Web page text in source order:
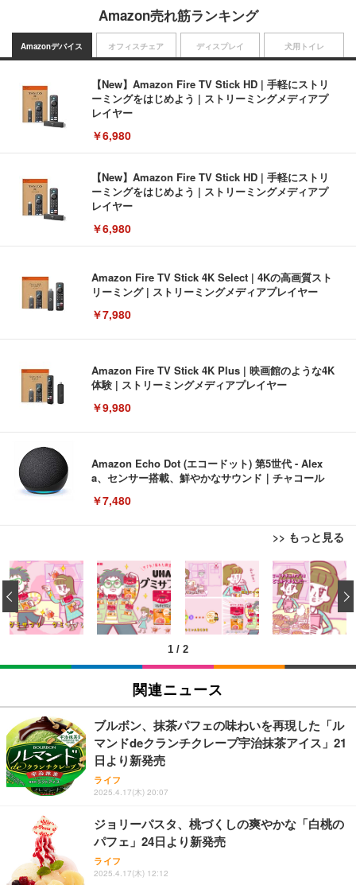
Amazon売れ筋ランキング
Amazonデバイス
【New】Amazon Fire TV Stick HD | 手軽にストリ
ーミングをはじめよう | ストリーミングメディアプ
レイヤー
￥6,980
【New】Amazon Fire TV Stick HD | 手軽にストリ
ーミングをはじめよう | ストリーミングメディアプ
レイヤー
￥6,980
Amazon Fire TV Stick 4K Select | 4Kの高画質スト
リーミング | ストリーミングメディアプレイヤー
￥7,980
Amazon Fire TV Stick 4K Plus | 映画館のような4K
体験 | ストリーミングメディアプレイヤー
￥9,980
Amazon Echo Dot (エコードット) 第5世代 - Alex
a、センサー搭載、鮮やかなサウンド｜チャコール
￥7,480
>> もっと見る
オフィスチェア
[EdoErgo] オフィスチェア 椅子 テレワーク 疲れな
い 跳ね上げ式アームレスト コンパクト 約105度ロッ
キング pc 事務椅子 360度回転 座面昇降 強化ナイロ
ン樹脂ベース 通気性メッシュ 在宅ワーク H-WY01
(黒網+黒枠+黒足)
￥5,699
SIHOO B100 オフィスチェア／デスクチェア メッシ
ュチェア 人間工学 疲れない ブラック
￥27,999
Sezlife オフィスチェア デスクチェア 疲れない テレ
ワーク チェア 強化バックレスト 30度ロッキング機
能 人間工学 椅子 腰サポート 90度跳ね上げ式アーム
レスト 3Dヘッドレスト ハンガー付き 高反発クッシ
務用 おしゃれ パソコンチェア (ブラック)
Sezlife オフィスチェア デスクチェア 疲れない テレ
ワーク チェア 強化バックレスト 30度ロッキング機
能 人間工学 椅子 腰サポート 90度跳ね上げ式アーム
ディスプレイ
EIZO ビジネス向けプレミアムモニター | FlexScan
EV3240X-WT | 31.5型4K UHD・USB Type-C・ホワ
イト
￥105,595
EIZO ビジネス向けプレミアムモニター | FlexScan
￥109,572
【純正品】27"ゲーミングモニター DualSense 充電
フック付き（CFI-ZDM1J）
￥49,979
【整備済み品】Dell E2724HS 27インチ 液晶モニタ
ー フルHD（1920×1080）VA 非光沢 HDMI/DisplayP
ort/VGA スピーカー内蔵 高さ調整 スイベル VESA対
犬用トイレ
Amazonベーシック ペットシーツ 薄型 レギュラー 1
回使い捨て 無香料 ホワイト 300枚
￥3,373
Amazonベーシック ペットシーツ 厚型 ワイド 42枚
x2袋(84枚) ホワイト(吸収面:ライトブルー)
￥3,234
ネオ・ルーライフ ネオ・オムツ L 中型犬用 26枚入
り 単品
￥1,800
Smart Basic(スマートベーシック) 【Amazon.co.jp
限定】 Smart Basic アイリスオーヤマ ペットシーツ
超厚型 お徳用 ワイド 100枚入 (x 1) (ケース販売)
1 / 2
‹
関連ニュース
ブルボン、抹茶パフェの味わいを再現した「ル
マンドdeクランチクレープ宇治抹茶アイス」21
日より新発売
ライフ
2025.4.17(木) 20:07
ジョリーパスタ、桃づくしの爽やかな「白桃の
パフェ」24日より新発売
ライフ
2025.4.17(木) 12:12